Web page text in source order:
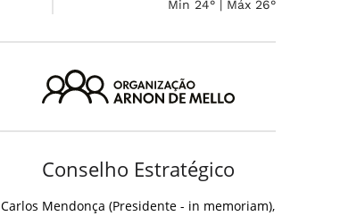
Min 24° | Máx 26°
Conselho Estratégico
Carlos Mendonça (Presidente - in memoriam),